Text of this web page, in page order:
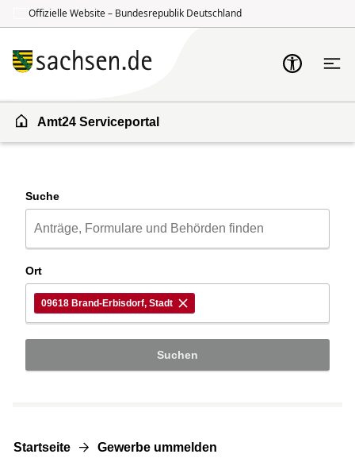
Offizielle Website – Bundesrepublik Deutschland
Amt24 Serviceportal
Suche
Ort
09618 Brand-Erbisdorf, Stadt
Suchen
Startseite Gewerbe ummelden